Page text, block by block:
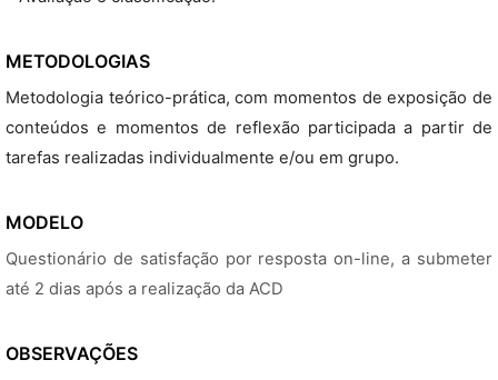
METODOLOGIAS
Metodologia teórico-prática, com momentos de exposição de
conteúdos e momentos de reflexão participada a partir de
tarefas realizadas individualmente e/ou em grupo.
MODELO
Questionário de satisfação por resposta on-line, a submeter
até 2 dias após a realização da ACD
OBSERVAÇÕES